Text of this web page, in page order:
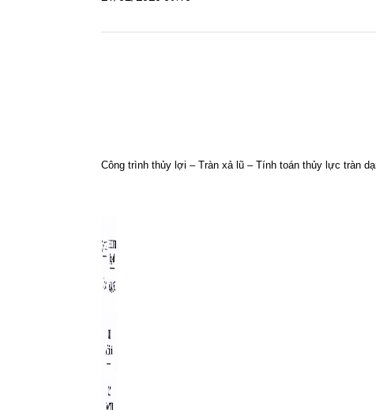
Công trình thủy lợi – Tràn xả lũ – Tính toán thủy lực tràn